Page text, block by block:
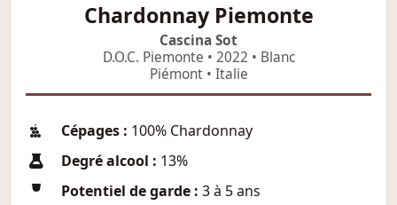
Chardonnay Piemonte
Cascina Sot
D.O.C. Piemonte • 2022 • Blanc
Piémont • Italie
Cépages : 100% Chardonnay
Degré alcool : 13%
Potentiel de garde : 3 à 5 ans